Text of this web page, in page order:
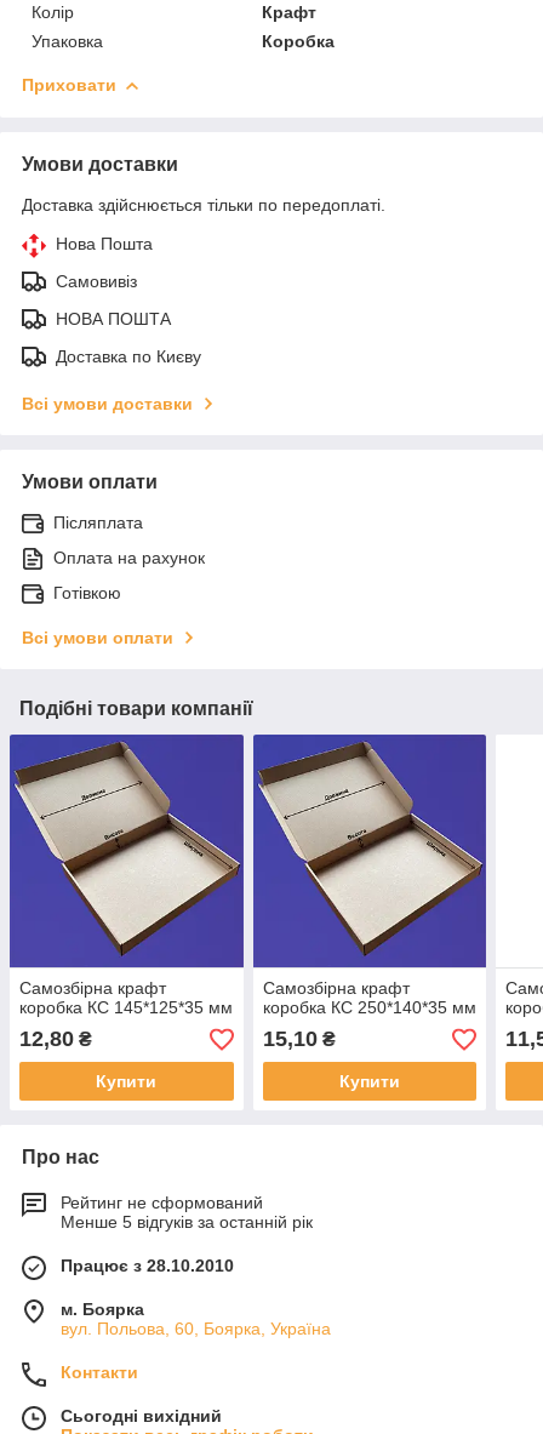
Колір
Крафт
Упаковка
Коробка
Приховати
Умови доставки
Доставка здійснюється тільки по передоплаті.
Нова Пошта
Самовивіз
НОВА ПОШТА
Доставка по Києву
Всі умови доставки
Умови оплати
Післяплата
Оплата на рахунок
Готівкою
Всі умови оплати
Подібні товари компанії
Самозбірна крафт
коробка КС 145*125*35 мм
12,80 ₴
Купити
Самозбірна крафт
коробка КС 250*140*35 мм
15,10₴
Купити
Про нас
Рейтинг не сформований
Менше 5 відгуків за останній рік
Працює з 28.10.2010
м. Боярка
вул. Польова, 60, Боярка, Україна
Контакти
Сьогодні вихідний